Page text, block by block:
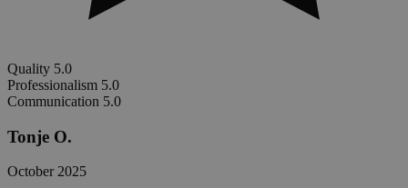
Quality 5.0
Professionalism 5.0
Communication 5.0
Tonje O.
October 2025